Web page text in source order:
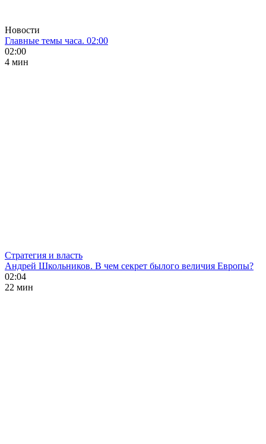
Новости
Главные темы часа. 02:00
02:00
4 мин
Стратегия и власть
Андрей Школьников. В чем секрет былого величия Европы?
02:04
22 мин